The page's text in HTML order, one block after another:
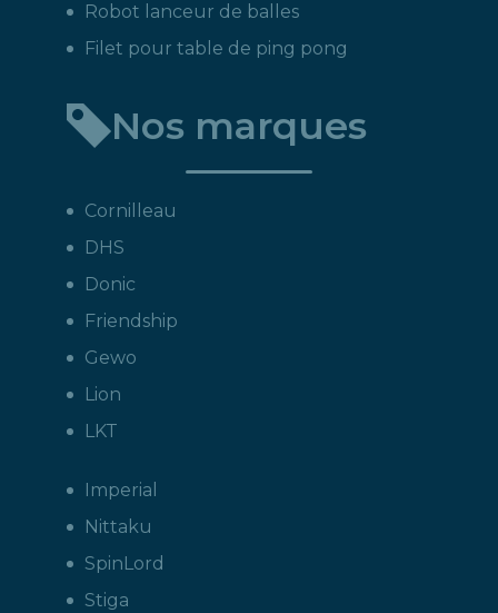
Robot lanceur de balles
Filet pour table de ping pong
Nos marques
Cornilleau
DHS
Donic
Friendship
Gewo
Lion
LKT
Imperial
Nittaku
SpinLord
Stiga